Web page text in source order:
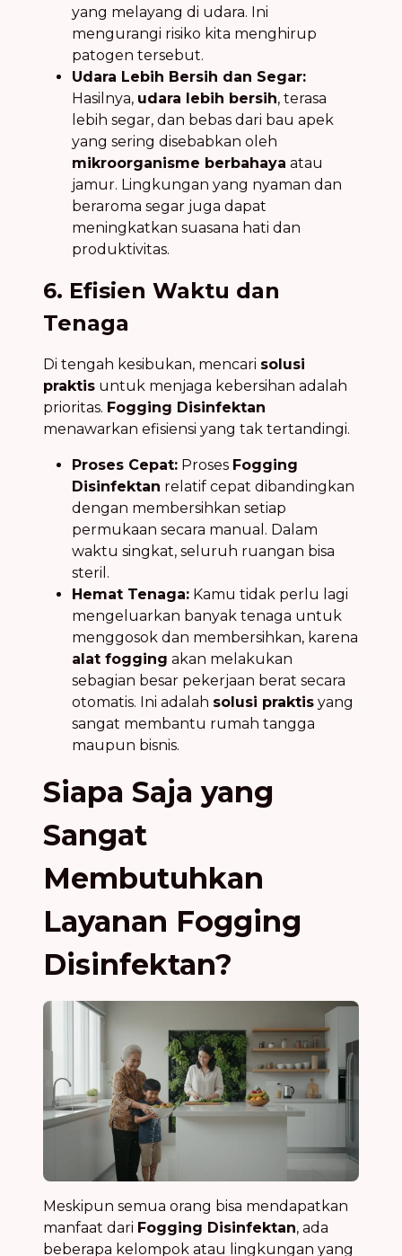
yang melayang di udara. Ini
mengurangi risiko kita menghirup
patogen tersebut.
Udara Lebih Bersih dan Segar:
Hasilnya, udara lebih bersih, terasa
lebih segar, dan bebas dari bau apek
yang sering disebabkan oleh
mikroorganisme berbahaya atau
jamur. Lingkungan yang nyaman dan
beraroma segar juga dapat
meningkatkan suasana hati dan
produktivitas.
6. Efisien Waktu dan
Tenaga
Di tengah kesibukan, mencari solusi
praktis untuk menjaga kebersihan adalah
prioritas. Fogging Disinfektan
menawarkan efisiensi yang tak tertandingi.
Proses Cepat: Proses Fogging
Disinfektan relatif cepat dibandingkan
dengan membersihkan setiap
permukaan secara manual. Dalam
waktu singkat, seluruh ruangan bisa
steril.
Hemat Tenaga: Kamu tidak perlu lagi
mengeluarkan banyak tenaga untuk
menggosok dan membersihkan, karena
alat fogging akan melakukan
sebagian besar pekerjaan berat secara
otomatis. Ini adalah solusi praktis yang
sangat membantu rumah tangga
maupun bisnis.
Siapa Saja yang
Sangat
Membutuhkan
Layanan Fogging
Disinfektan?
Meskipun semua orang bisa mendapatkan
manfaat dari Fogging Disinfektan, ada
beberapa kelompok atau lingkungan yang